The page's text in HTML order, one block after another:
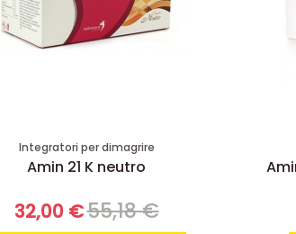
Integratori per dimagrire
Amin 21 K neutro
32,00 €55,18 €